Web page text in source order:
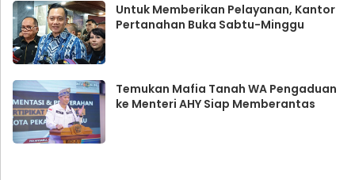
Untuk Memberikan Pelayanan, Kantor
Pertanahan Buka Sabtu-Minggu
Temukan Mafia Tanah WA Pengaduan
ke Menteri AHY Siap Memberantas